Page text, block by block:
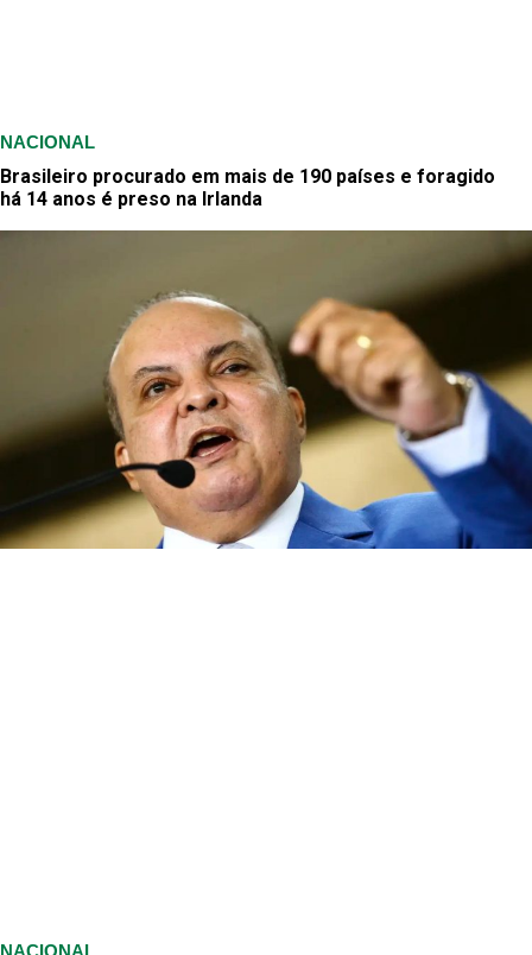
NACIONAL
Brasileiro procurado em mais de 190 países e foragido
há 14 anos é preso na Irlanda
NACIONAL